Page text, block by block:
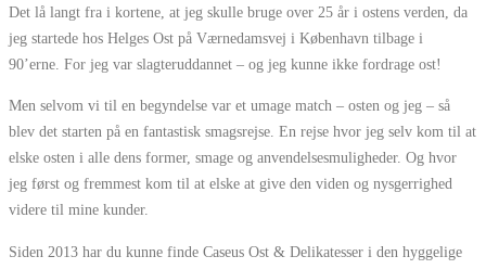
Det lå langt fra i kortene, at jeg skulle bruge over 25 år i ostens verden, da
jeg startede hos Helges Ost på Værnedamsvej i København tilbage i
90’erne. For jeg var slagteruddannet – og jeg kunne ikke fordrage ost!
Men selvom vi til en begyndelse var et umage match – osten og jeg – så
blev det starten på en fantastisk smagsrejse. En rejse hvor jeg selv kom til at
elske osten i alle dens former, smage og anvendelsesmuligheder. Og hvor
jeg først og fremmest kom til at elske at give den viden og nysgerrighed
videre til mine kunder.
Siden 2013 har du kunne finde Caseus Ost & Delikatesser i den hyggelige